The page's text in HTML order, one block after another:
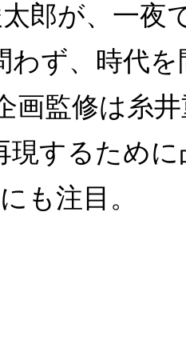
郎が、一夜
ず、時代
画監修は糸
現するため
も注目。